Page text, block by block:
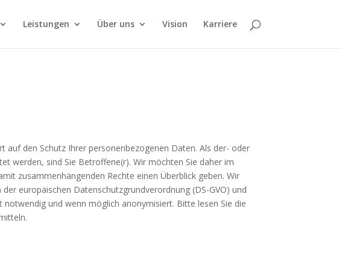
Leistungen Über uns Vision Karriere
auf den Schutz Ihrer personenbezogenen Daten. Als der- oder
werden, sind Sie Betroffene(r). Wir möchten Sie daher im
zusammenhängenden Rechte einen Überblick geben. Wir
europäischen Datenschutzgrundverordnung (DS-GVO) und
und wenn möglich anonymisiert. Bitte lesen Sie die